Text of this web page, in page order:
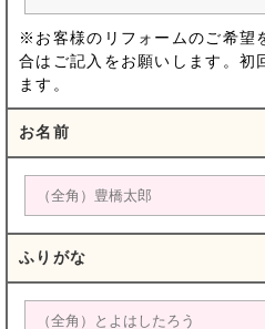
※お客様のリフォームのご希望
合はご記入をお願いします。初
ます。
お名前
ふりがな